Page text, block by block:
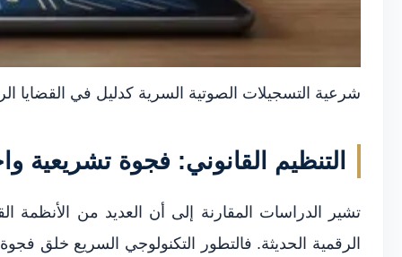
شرعية التسجيلات الصوتية السرية كدليل في القضايا
التنظيم القانوني: فجوة تشريعية
تشير الدراسات المقارنة إلى أن العديد من الأنظمة
الرقمية الحديثة. فالتطور التكنولوجي السريع خلق